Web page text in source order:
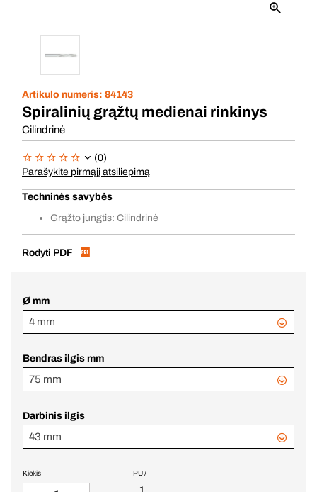
Artikulo numeris: 84143
Spiralinių grąžtų medienai rinkinys
Cilindrinė
(0)
Parašykite pirmąjį atsiliepimą
Techninės savybės
Grąžto jungtis: Cilindrinė
Rodyti PDF
Ø mm
4 mm
Bendras ilgis mm
75 mm
Darbinis ilgis
43 mm
PU /
Kiekis